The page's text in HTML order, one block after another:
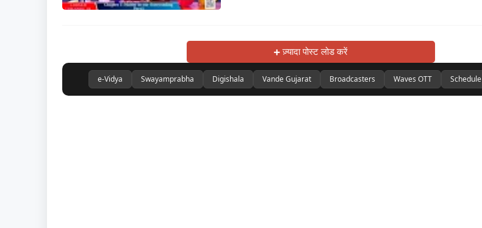
ज़्यादा पोस्ट लोड करें
e-Vidya Swayamprabha Digishala Vande Gujarat Broadcasters Waves OTT Schedule